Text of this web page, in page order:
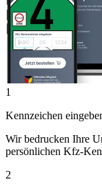
1
Kennzeichen
Wir bedrucken Ihre
persönlichen Kfz-
2